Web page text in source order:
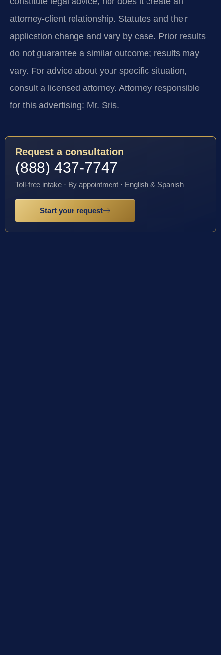
attorney-client relationship. Statutes and their
application change and vary by case. Prior results
do not guarantee a similar outcome; results may
vary. For advice about your specific situation,
consult a licensed attorney. Attorney responsible
for this advertising: Mr. Sris.
Request a consultation
(888) 437-7747
Toll-free intake · By appointment · English & Spanish
Start your request